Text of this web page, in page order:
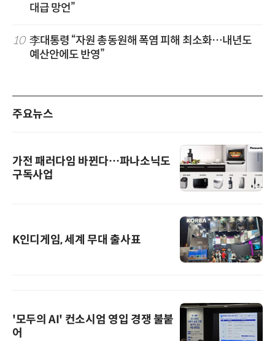
대급 망언”
10 李대통령 “자원 총동원해 폭염 피해 최소화…내년도
예산안에도 반영”
주요뉴스
가전 패러다임 바뀐다…파나소닉도
구독사업
K인디게임, 세계 무대 출사표
'모두의 AI' 컨소시엄 영입 경쟁 불붙
어